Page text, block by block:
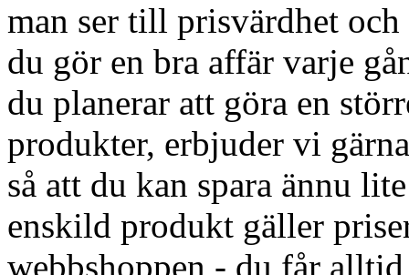
man ser till prisvärdhet
du gör en bra affär varje
du planerar att göra en
produkter, erbjuder vi
så att du kan spara ännu
enskild produkt gäller
webbshoppen - du får